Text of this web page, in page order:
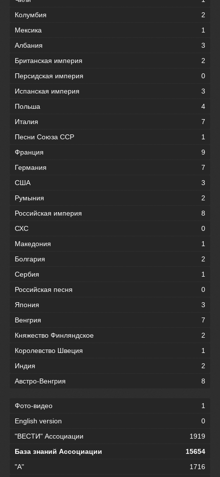
Колумбия
2
Мексика
1
Албания
3
Британская империя
2
Персидская империя
0
Испанская империя
3
Польша
4
Италия
7
Песни Союза ССР
1
Франция
9
Германия
7
США
3
Румыния
2
Российская империя
8
СХС
0
Македония
1
Болгария
2
Сербия
1
Российская песня
0
Япония
3
Венгрия
7
Княжество Финляндское
2
Королевство Швеция
1
Индия
2
Австро-Венгрия
8
Фото-видео
1
English version
0
"ВЕСТИ" Ассоциации
1919
База знаний Ассоциации
15654
"А"
1716